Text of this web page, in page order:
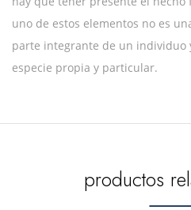
uno de estos elementos no es
parte integrante de un individuo
especie propia y particular.
productos